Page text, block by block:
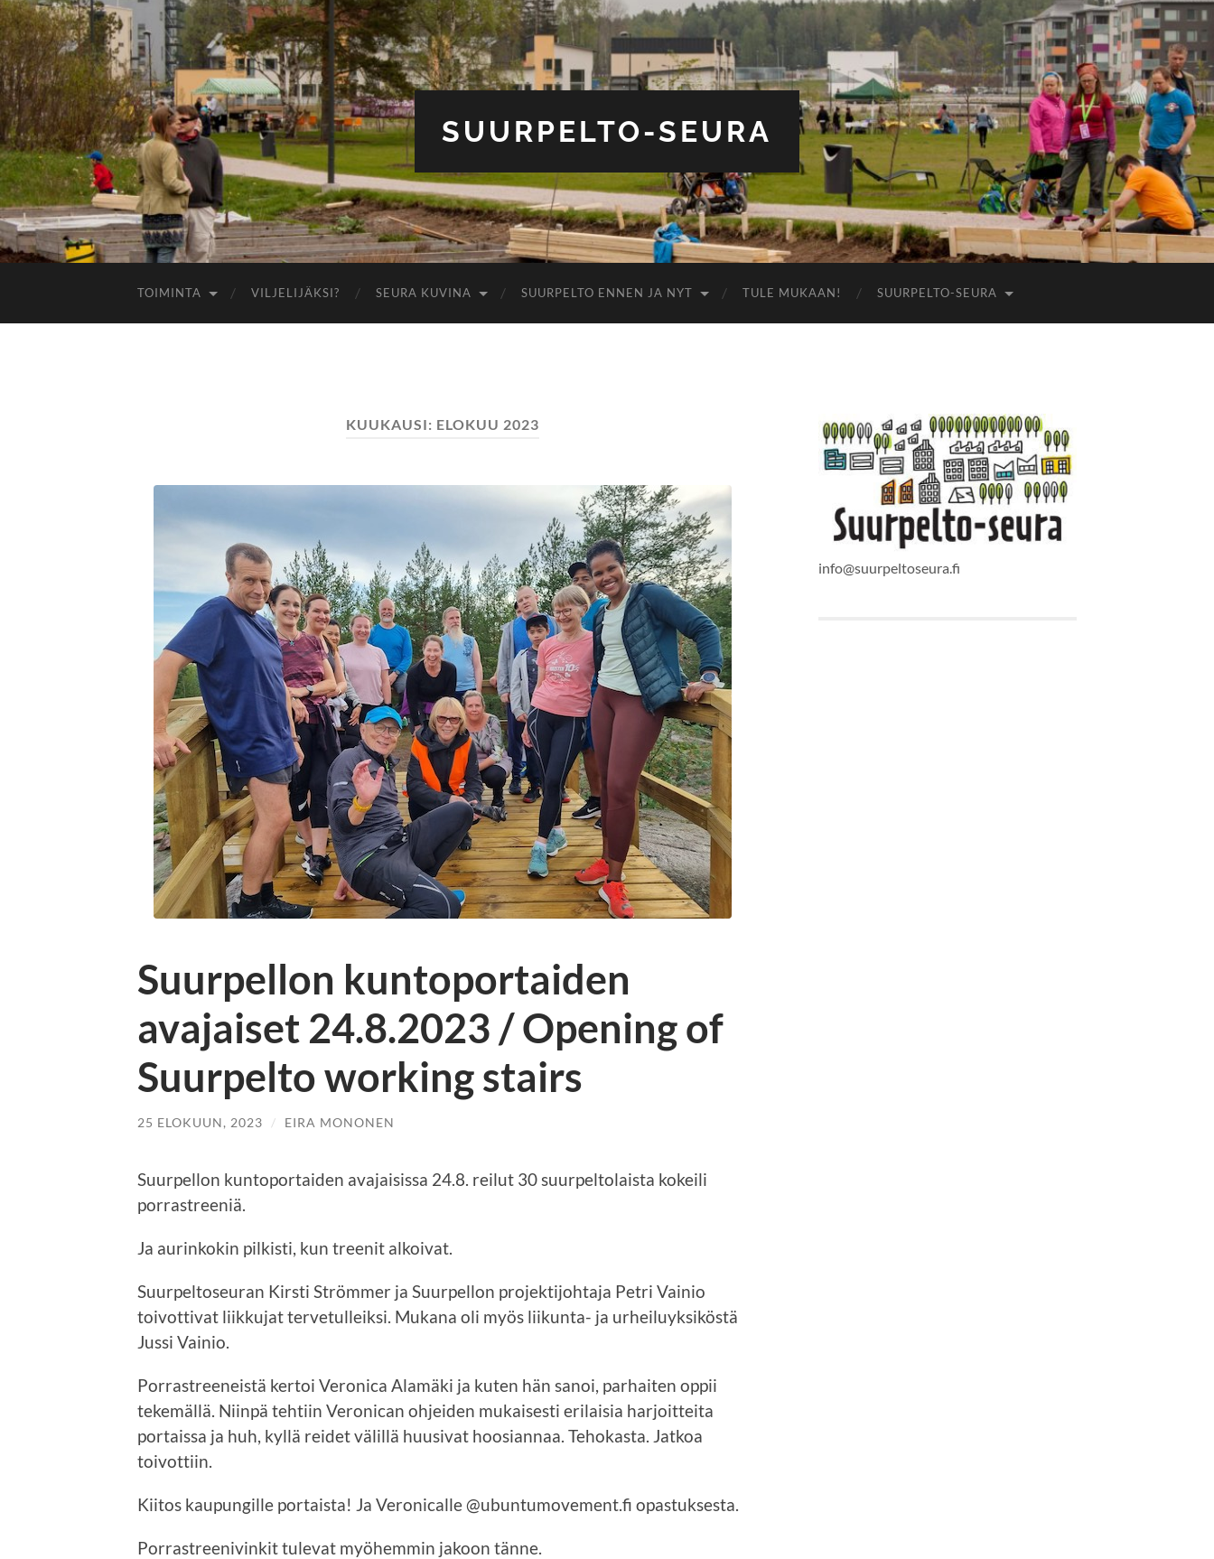
SUURPELTO-SEURA
TOIMINTA VILJELIJÄKSI? SEURA KUVINA SUURPELTO ENNEN JA NYT TULE MUKAAN! SUURPELTO-SEURA
KUUKAUSI: ELOKUU 2023
Suurpellon kuntoportaiden
avajaiset 24.8.2023 / Opening of
Suurpelto working stairs
25 ELOKUUN, 2023 / EIRA MONONEN
Suurpellon kuntoportaiden avajaisissa 24.8. reilut 30 suurpeltolaista kokeili
porrastreeniä.
Ja aurinkokin pilkisti, kun treenit alkoivat.
Suurpeltoseuran Kirsti Strömmer ja Suurpellon projektijohtaja Petri Vainio
toivottivat liikkujat tervetulleiksi. Mukana oli myös liikunta- ja urheiluyksiköstä
Jussi Vainio.
Porrastreeneistä kertoi Veronica Alamäki ja kuten hän sanoi, parhaiten oppii
tekemällä. Niinpä tehtiin Veronican ohjeiden mukaisesti erilaisia harjoitteita
portaissa ja huh, kyllä reidet välillä huusivat hoosiannaa. Tehokasta. Jatkoa
toivottiin.
Kiitos kaupungille portaista! Ja Veronicalle @ubuntumovement.fi opastuksesta.
Porrastreenivinkit tulevat myöhemmin jakoon tänne.
info@suurpeltoseura.fi